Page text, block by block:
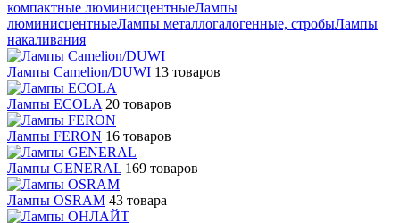
компактные люминисцентныеЛампы
люминисцентныеЛампы металлогалогенные, стробыЛампы
накаливания
Лампы Camelion/DUWI 13 товаров
Лампы ECOLA 20 товаров
Лампы FERON 16 товаров
Лампы GENERAL 169 товаров
Лампы OSRAM 43 товара